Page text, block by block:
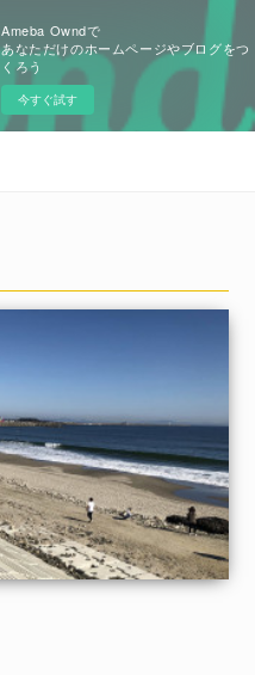
Ameba Owndで
あなただけのホームページやブログをつ
くろう
今すぐ試す